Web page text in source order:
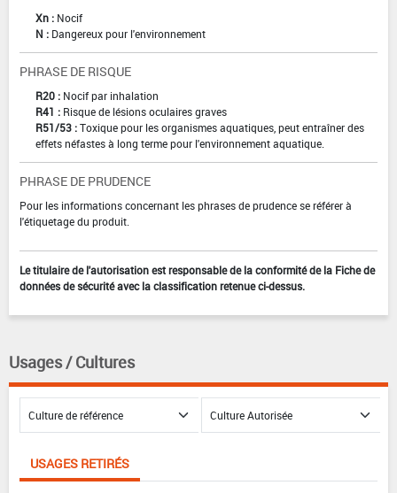
Xn : Nocif
N : Dangereux pour l'environnement
PHRASE DE RISQUE
R20 : Nocif par inhalation
R41 : Risque de lésions oculaires graves
R51/53 :Toxique pour les organismes aquatiques, peut entraîner des
effets néfastes à long terme pour l'environnement aquatique.
PHRASE DE PRUDENCE
Pour les informations concernant les phrases de prudence se référer à
l'étiquetage du produit.
Le titulaire de l'autorisation est responsable de la conformité de la Fiche de
données de sécurité avec la classification retenue ci-dessus.
Usages / Cultures
USAGES RETIRÉS